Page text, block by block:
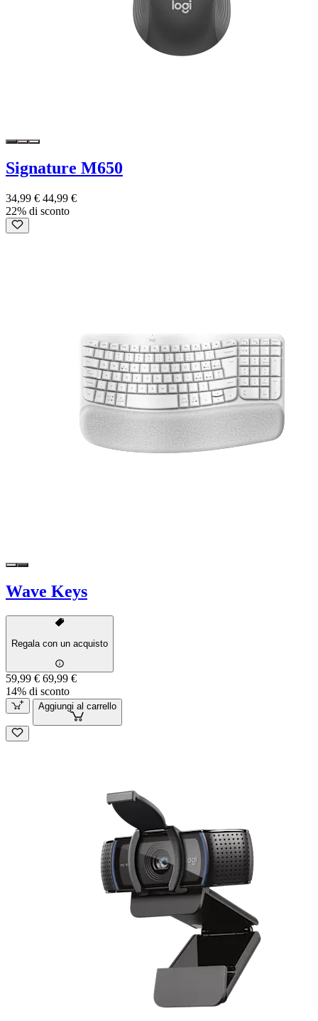
Signature M650
34,99 € 44,99 €
22% di sconto
Wave Keys
Regala con un acquisto
59,99 € 69,99 €
14% di sconto
Aggiungi al carrello